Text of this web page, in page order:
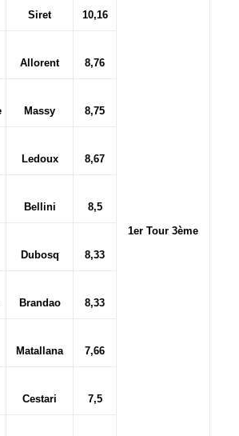
1er Tour 3ème
Siret 10,16
Allorent 8,76
Massy 8,75
Ledoux 8,67
Bellini 8,5
Dubosq 8,33
Brandao 8,33
Matallana 7,66
Cestari 7,5